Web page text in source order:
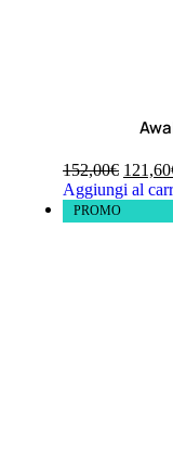
152,00€ 121,60
Aggiungi al
PROMO